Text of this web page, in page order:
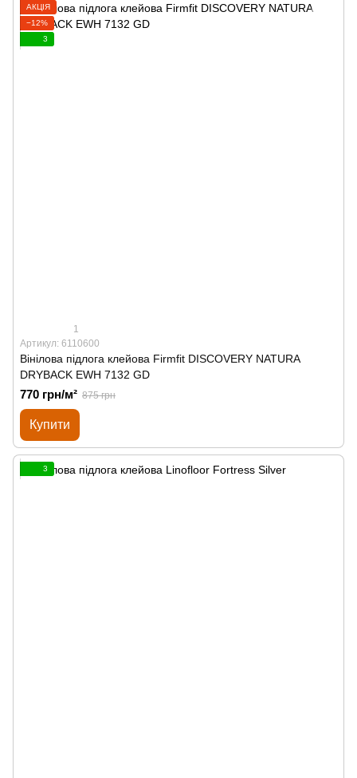
АКЦІЯ
−12%
3
1
Артикул: 6110600
Вінілова підлога клейова Firmfit DISCOVERY NATURA
DRYBACK EWH 7132 GD
770 грн/м² 875 грн
Купити
3